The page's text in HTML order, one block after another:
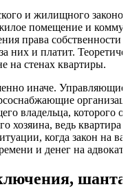
и жилищного
помещение и
права
них и платит.
на стенах квартиры.
иначе.
владельца, которого
хозяина, ведь
когда закон на
и денег на